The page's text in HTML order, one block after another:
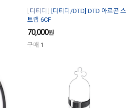
디티디
[디티디/DTD] DTD 아르곤 스
트랩 6CF
70,000원
구매 1